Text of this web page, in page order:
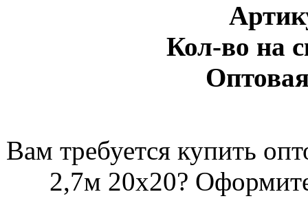
Кол-во на
Вам требуется купить
2,7м 20х20?